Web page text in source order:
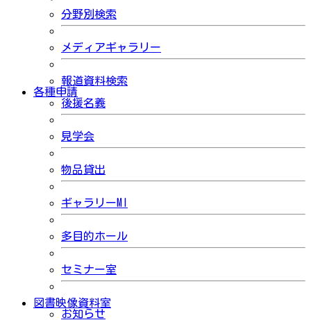
分野別検索
メディアギャラリー
報道資料検索
各種申請
後援名義
見学会
物品貸出
ギャラリーMI
多目的ホール
セミナー室
図書映像資料室
お知らせ